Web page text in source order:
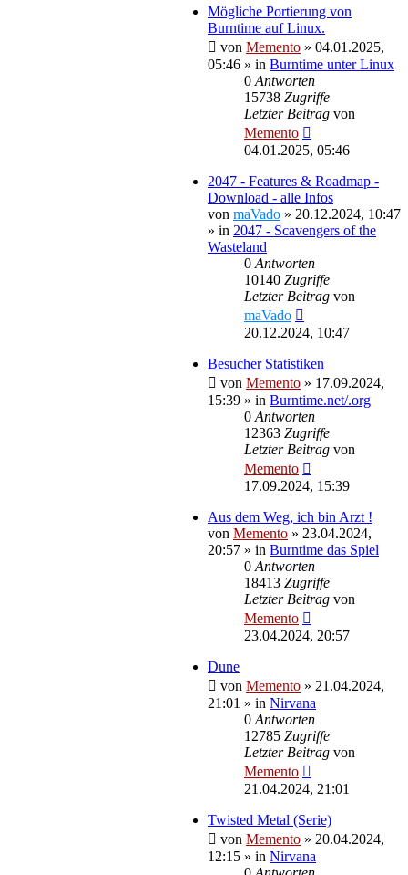
Mögliche Portierung von
Burntime auf Linux.
von Memento » 04.01.2025,
05:46 » in Burntime unter Linux
0 Antworten
15738 Zugriffe
Letzter Beitrag von
Memento
04.01.2025, 05:46
2047 - Features & Roadmap -
Download - alle Infos
von maVado » 20.12.2024, 10:47
» in 2047 - Scavengers of the
Wasteland
0 Antworten
10140 Zugriffe
Letzter Beitrag von
maVado
20.12.2024, 10:47
Besucher Statistiken
von Memento » 17.09.2024,
15:39 » in Burntime.net/.org
0 Antworten
12363 Zugriffe
Letzter Beitrag von
Memento
17.09.2024, 15:39
Aus dem Weg, ich bin Arzt !
von Memento » 23.04.2024,
20:57 » in Burntime das Spiel
0 Antworten
18413 Zugriffe
Letzter Beitrag von
Memento
23.04.2024, 20:57
Dune
von Memento » 21.04.2024,
21:01 » in Nirvana
0 Antworten
12785 Zugriffe
Letzter Beitrag von
Memento
21.04.2024, 21:01
Twisted Metal (Serie)
von Memento » 20.04.2024,
12:15 » in Nirvana